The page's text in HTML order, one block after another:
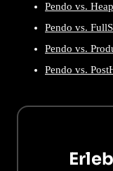
Pendo vs. Heap
Pendo vs.
Pendo vs.
Pendo vs.